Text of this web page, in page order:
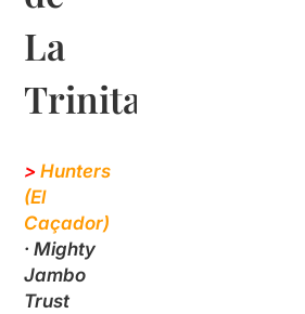
La
Trinitat
>Hunters
(El
Caçador)
· Mighty
Jambo
Trust